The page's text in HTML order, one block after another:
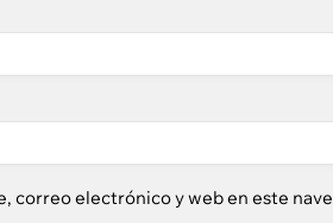
correo electrónico y web en este